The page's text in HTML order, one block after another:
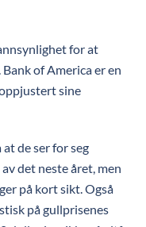
for at
of America er en
sine
de ser for seg
det neste året, men
på kort sikt. Også
på gullprisenes